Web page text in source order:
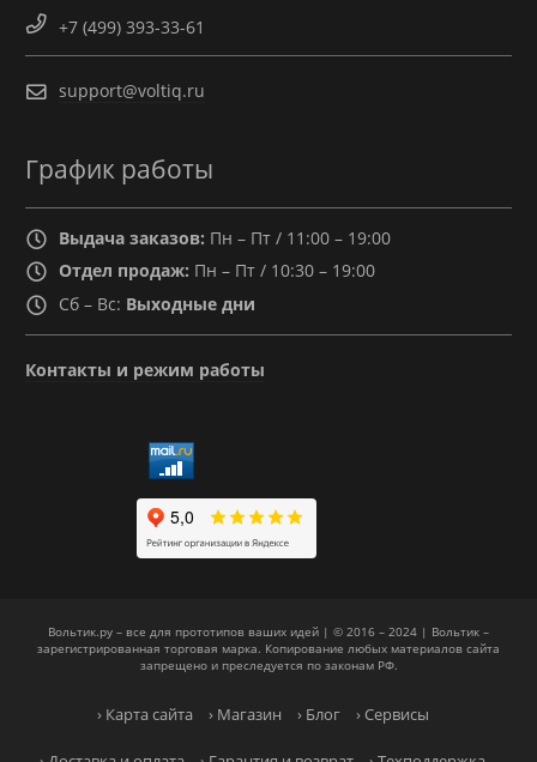
+7 (499) 393-33-61
support@voltiq.ru
График работы
Выдача заказов: Пн – Пт / 11:00 – 19:00
Отдел продаж: Пн – Пт / 10:30 – 19:00
Сб – Вс: Выходные дни
Контакты и режим работы
Вольтик.ру – все для прототипов ваших идей | © 2016 – 2024 | Вольтик –
зарегистрированная торговая марка. Копирование любых материалов сайта
запрещено и преследуется по законам РФ.
› Карта сайта › Магазин › Блог › Сервисы